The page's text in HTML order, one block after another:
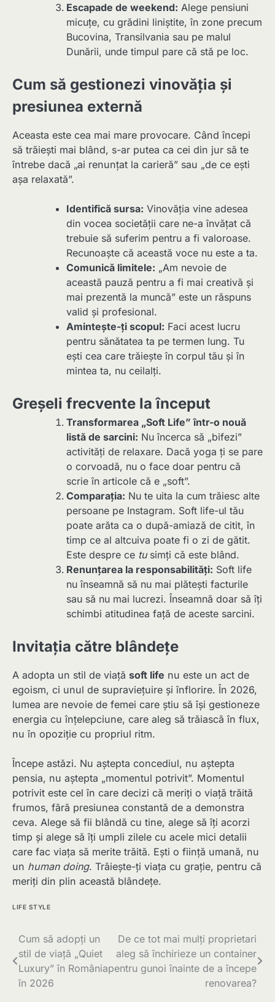
Escapade de weekend: Alege pensiuni
micuțe, cu grădini liniștite, în zone precum
Bucovina, Transilvania sau pe malul
Dunării, unde timpul pare că stă pe loc.
Cum să gestionezi vinovăția și
presiunea externă
Aceasta este cea mai mare provocare. Când începi
să trăiești mai blând, s-ar putea ca cei din jur să te
întrebe dacă „ai renunțat la carieră” sau „de ce ești
așa relaxată”.
Identifică sursa: Vinovăția vine adesea
din vocea societății care ne-a învățat că
trebuie să suferim pentru a fi valoroase.
Recunoaște că această voce nu este a ta.
Comunică limitele: „Am nevoie de
această pauză pentru a fi mai creativă și
mai prezentă la muncă” este un răspuns
valid și profesional.
Amintește-ți scopul: Faci acest lucru
pentru sănătatea ta pe termen lung. Tu
ești cea care trăiește în corpul tău și în
mintea ta, nu ceilalți.
Greșeli frecvente la început
Transformarea „Soft Life” într-o nouă
listă de sarcini: Nu încerca să „bifezi”
activități de relaxare. Dacă yoga ți se pare
o corvoadă, nu o face doar pentru că
scrie în articole că e „soft”.
Comparația: Nu te uita la cum trăiesc alte
persoane pe Instagram. Soft life-ul tău
poate arăta ca o după-amiază de citit, în
timp ce al altcuiva poate fi o zi de gătit.
Este despre ce tusimți că este blând.
Renunțarea la responsabilități: Soft life
nu înseamnă să nu mai plătești facturile
sau să nu mai lucrezi. Înseamnă doar să îți
schimbi atitudinea față de aceste sarcini.
Invitația către blândețe
A adopta un stil de viață soft life nu este un act de
egoism, ci unul de supraviețuire și înflorire. În 2026,
lumea are nevoie de femei care știu să își gestioneze
energia cu înțelepciune, care aleg să trăiască în flux,
nu în opoziție cu propriul ritm.
Începe astăzi. Nu aștepta concediul, nu aștepta
pensia, nu aștepta „momentul potrivit”. Momentul
potrivit este cel în care decizi că meriți o viață trăită
frumos, fără presiunea constantă de a demonstra
ceva. Alege să fii blândă cu tine, alege să îți acorzi
timp și alege să îți umpli zilele cu acele mici detalii
care fac viața să merite trăită. Ești o ființă umană, nu
un human doing. Trăiește-ți viața cu grație, pentru că
meriți din plin această blândețe.
LIFE STYLE
Navigare
în
articole
Cum să adopți un
stil de viață „Quiet
Luxury” în România
în 2026
De ce tot mai mulți proprietari
aleg să închirieze un container
pentru gunoi înainte de a începe
renovarea?